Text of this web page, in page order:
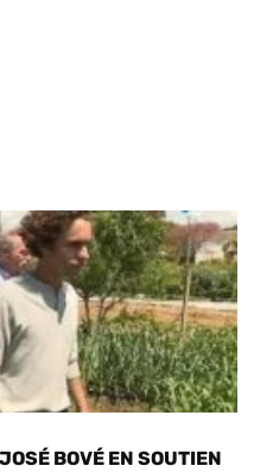
BOVÉ EN SOUTIEN